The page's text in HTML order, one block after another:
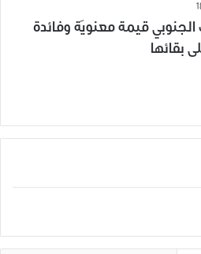
قيمة معنويّة وفائدة
بقائها